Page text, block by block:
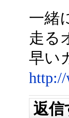
一緒
走る
早い
返信